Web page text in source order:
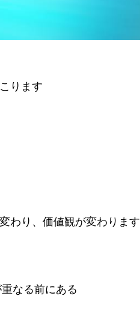
ります
わり、価値観が変わります
なる前にある